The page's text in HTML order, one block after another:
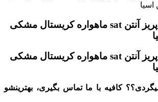
کلید و پریز آسیا | پریز آنتن sat ماهواره کریستال مشکی
کلید و پریز آسیا | پریز آنتن sat ماهواره کریستال مشکی
کافیه با ما تماس بگیری، بهترینشو